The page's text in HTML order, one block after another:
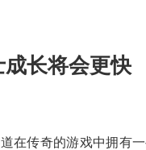
长将会更快
在传奇的游戏中拥有